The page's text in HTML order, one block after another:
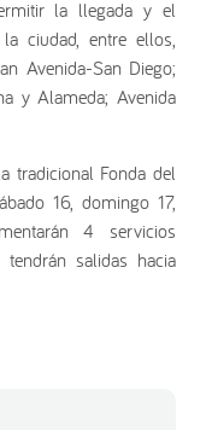
la llegada y el
ciudad, entre ellos,
Avenida-San Diego;
y Alameda; Avenida
tradicional Fonda del
16, domingo 17,
4 servicios
salidas hacia